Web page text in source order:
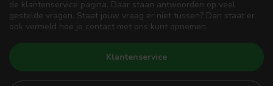
de klantenservice pagina. Daar staan antwoorden op veel
gestelde vragen. Staat jouw vraag er niet tussen? Dan staat er
ook vermeld hoe je contact met ons kunt opnemen.
Klantenservice